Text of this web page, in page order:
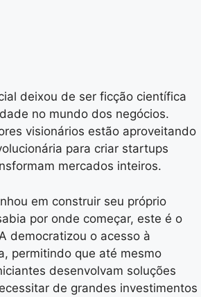
deixou de ser ficção científica
no mundo dos negócios.
visionários estão aproveitando
para criar startups
mercados inteiros.
em construir seu próprio
por onde começar, este é o
democratizou o acesso à
permitindo que até mesmo
desenvolvam soluções
de grandes investimentos